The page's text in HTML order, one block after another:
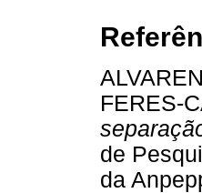
FERES-
de
da